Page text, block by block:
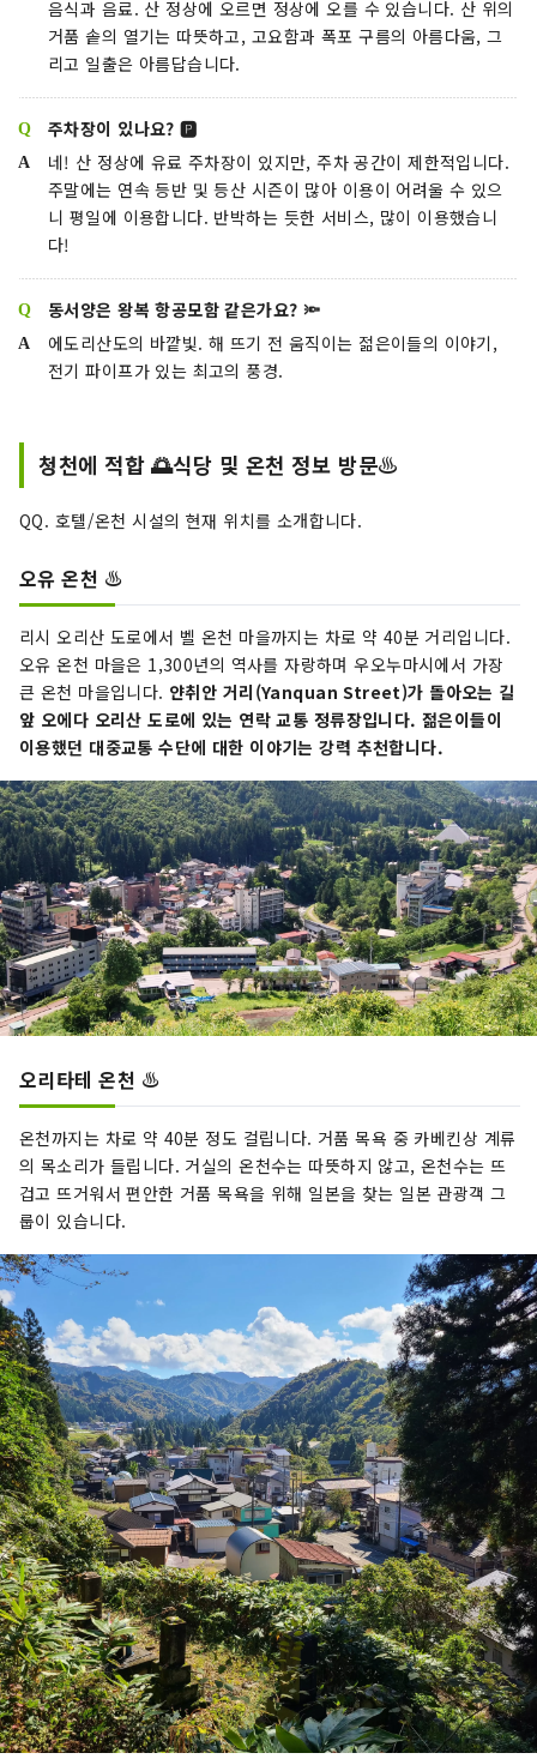
음식과 음료. 산 정상에 오르면 정상에 오를 수 있습니다. 산 위의
거품 솥의 열기는 따뜻하고, 고요함과 폭포 구름의 아름다움, 그
리고 일출은 아름답습니다.
주차장이 있나요? 🅿️
네! 산 정상에 유료 주차장이 있지만, 주차 공간이 제한적입니다.
주말에는 연속 등반 및 등산 시즌이 많아 이용이 어려울 수 있으
니 평일에 이용합니다. 반박하는 듯한 서비스, 많이 이용했습니
다!
동서양은 왕복 항공모함 같은가요? 🔦
에도리산도의 바깥빛. 해 뜨기 전 움직이는 젊은이들의 이야기,
전기 파이프가 있는 최고의 풍경.
청천에 적합 🌅식당 및 온천 정보 방문♨️
QQ. 호텔/온천 시설의 현재 위치를 소개합니다.
오유 온천 ♨️
리시 오리산 도로에서 벨 온천 마을까지는 차로 약 40분 거리입니다.
오유 온천 마을은 1,300년의 역사를 자랑하며 우오누마시에서 가장
큰 온천 마을입니다. 얀취안 거리(Yanquan Street)가 돌아오는 길
앞 오에다 오리산 도로에 있는 연락 교통 정류장입니다. 젊은이들이
이용했던 대중교통 수단에 대한 이야기는 강력 추천합니다.
오리타테 온천 ♨️
온천까지는 차로 약 40분 정도 걸립니다. 거품 목욕 중 카베킨상 계류
의 목소리가 들립니다. 거실의 온천수는 따뜻하지 않고, 온천수는 뜨
겁고 뜨거워서 편안한 거품 목욕을 위해 일본을 찾는 일본 관광객 그
룹이 있습니다.